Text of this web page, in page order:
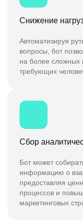
Снижение
Автоматизируя
вопросы, бот
на более сложных
требующих
Сбор
Бот может
информацию о
предоставляя
процессов и
маркетинговых